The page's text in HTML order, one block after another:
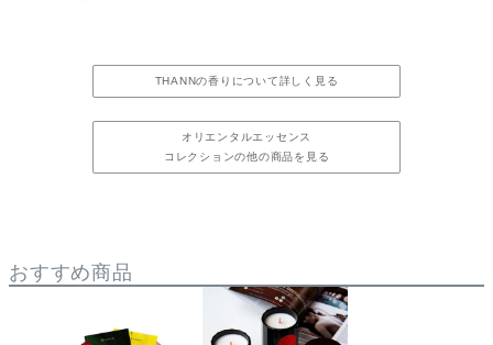
THANNの香りについて詳しく見る
オリエンタルエッセンス
コレクションの他の商品を見る
おすすめ商品